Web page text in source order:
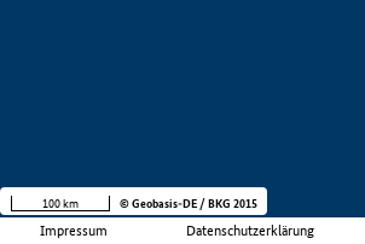
Impressum Datenschutzerklärung
100 km © Geobasis-DE / BKG 2015